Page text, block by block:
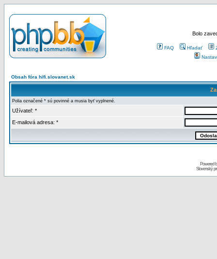
Bolo
FAQ Hľadať
Obsah fóra hifi.slovanet.sk
Polia označené * sú povinné a musia byť vyplnené.
Užívateľ: *
E-mailová adresa: *
Powered
Slovenský